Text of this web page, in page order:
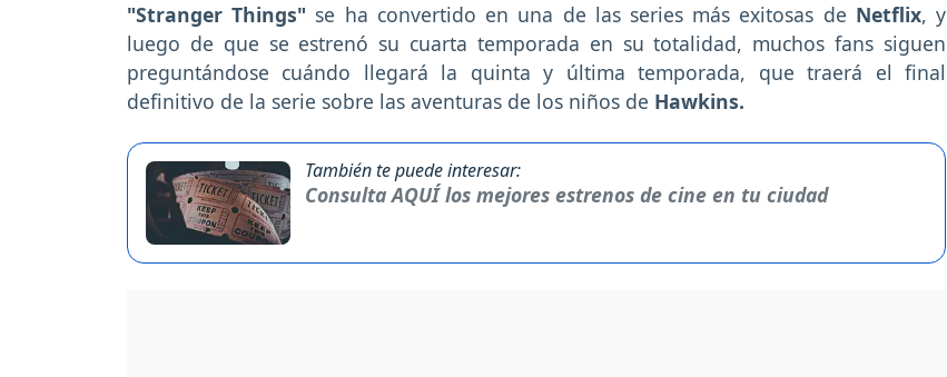
"Stranger Things" se ha convertido en una de las series más exitosas de Netflix, y
luego de que se estrenó su cuarta temporada en su totalidad, muchos fans siguen
preguntándose cuándo llegará la quinta y última temporada, que traerá el final
definitivo de la serie sobre las aventuras de los niños de Hawkins.
También te puede interesar:
Consulta AQUÍ los mejores estrenos de cine en tu ciudad